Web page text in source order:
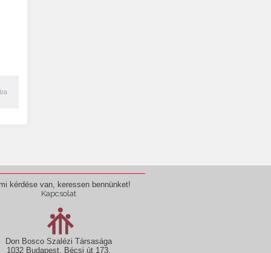
kérdése van, keressen bennünket!
Kapcsolat
Don Bosco Szalézi Társasága
1032 Budapest, Bécsi út 173.